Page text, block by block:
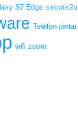
S7 Edge secure2u
Telefon pintar
wifi zoom